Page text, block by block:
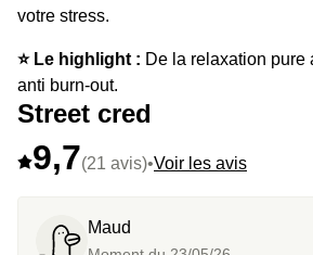
votre stress.
⭐️ Le highlight : De la relaxation pure
anti burn-out.
Street cred
9,7(21 avis)•Voir les avis
Maud